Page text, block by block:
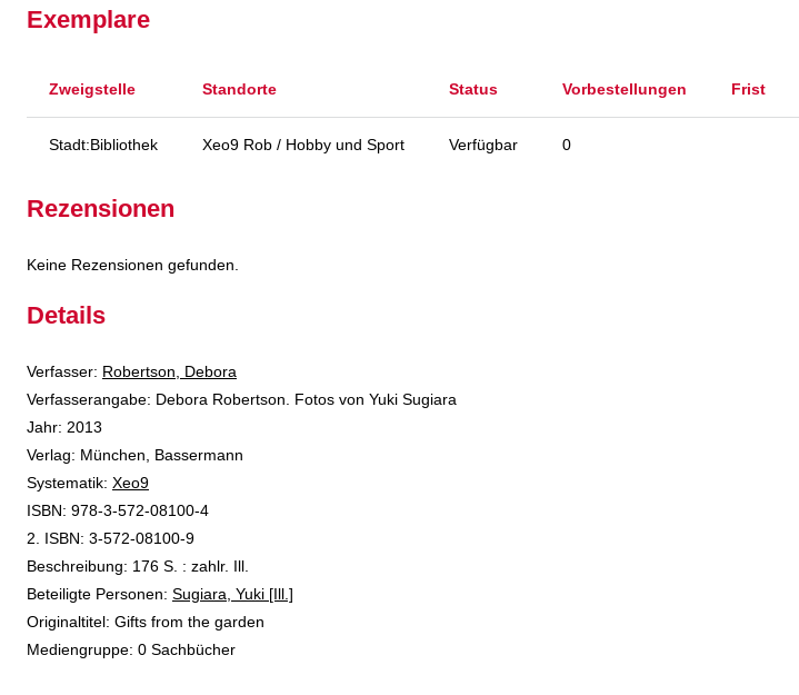
Exemplare
Zweigstelle Standorte Status Vorbestellungen Frist
Stadt:Bibliothek Xeo9 Rob / Hobby und Sport Verfügbar 0
Rezensionen
Keine Rezensionen gefunden.
Details
Verfasser: Suche nach diesem Verfasser
Robertson, Debora
Verfasserangabe: Debora Robertson. Fotos von Yuki Sugiara
Jahr: 2013
Verlag: München, Bassermann
opens in new tab
Diesen Link in neuem Tab öffnen
Systematik: Suche nach dieser Systematik
Xeo9
Suche nach diesem Interessenskreis
ISBN: 978-3-572-08100-4
2. ISBN: 3-572-08100-9
Beschreibung: 176 S. : zahlr. Ill.
Beteiligte Personen: Suche nach dieser Beteiligten Person
Sugiara, Yuki [Ill.]
Originaltitel: Gifts from the garden
Mediengruppe: 0 Sachbücher